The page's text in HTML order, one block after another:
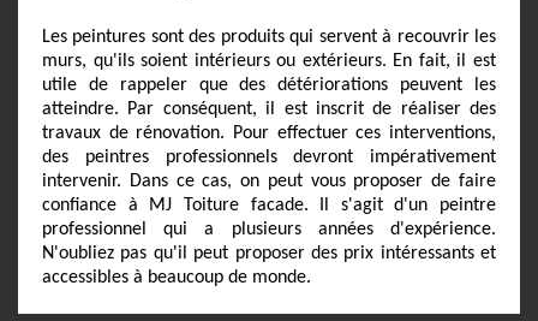
Les peintures sont des produits qui servent à recouvrir les
murs, qu'ils soient intérieurs ou extérieurs. En fait, il est
utile de rappeler que des détériorations peuvent les
atteindre. Par conséquent, il est inscrit de réaliser des
travaux de rénovation. Pour effectuer ces interventions,
des peintres professionnels devront impérativement
intervenir. Dans ce cas, on peut vous proposer de faire
confiance à MJ Toiture facade. Il s'agit d'un peintre
professionnel qui a plusieurs années d'expérience.
N'oubliez pas qu'il peut proposer des prix intéressants et
accessibles à beaucoup de monde.